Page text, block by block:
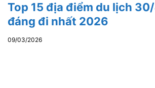
Top 15 địa điểm du lịch
đáng đi nhất 2026
09/03/2026